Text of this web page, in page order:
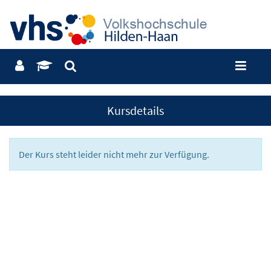
Kursdetails
Der Kurs steht leider nicht mehr zur Verfügung.